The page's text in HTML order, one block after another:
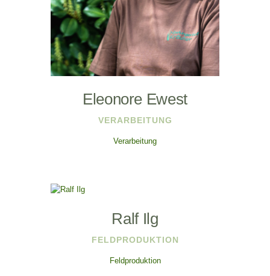
Eleonore Ewest
VERARBEITUNG
Verarbeitung
Ralf Ilg
FELDPRODUKTION
Feldproduktion